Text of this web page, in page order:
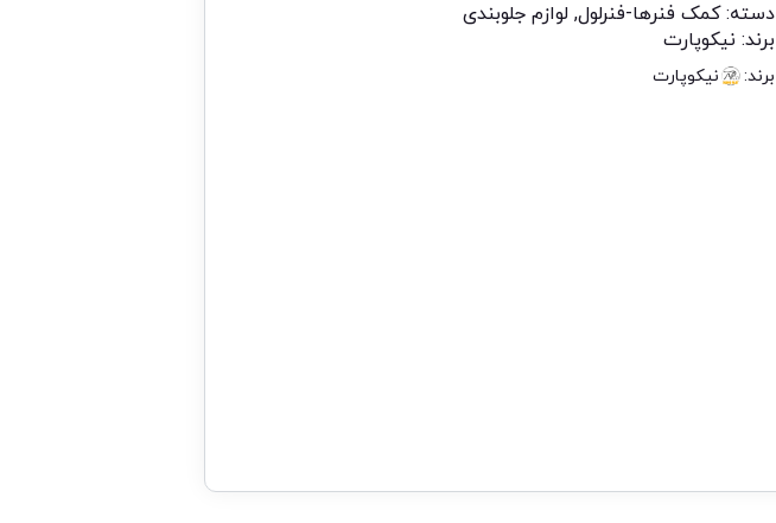
دسته:کمک فنرها-فنرلول, لوازم جلوبندی
برند: نیکوپارت
برند: نیکوپارت